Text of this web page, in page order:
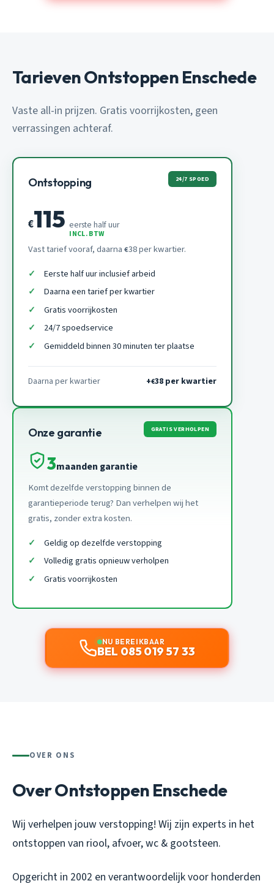
Tarieven Ontstoppen Enschede
Vaste all-in prijzen. Gratis voorrijkosten, geen
verrassingen achteraf.
Ontstopping 24/7 SPOED
€115 eerste half uur
INCL. BTW
Vast tarief vooraf, daarna €38 per kwartier.
Eerste half uur inclusief arbeid
Daarna een tarief per kwartier
Gratis voorrijkosten
24/7 spoedservice
Gemiddeld binnen 30 minuten ter plaatse
Daarna per kwartier +€38 per kwartier
Onze garantie GRATIS VERHOLPEN
3maanden garantie
Komt dezelfde verstopping binnen de
garantieperiode terug? Dan verhelpen wij het
gratis, zonder extra kosten.
Geldig op dezelfde verstopping
Volledig gratis opnieuw verholpen
Gratis voorrijkosten
NU BEREIKBAAR
BEL 085 019 57 33
OVER ONS
Over Ontstoppen Enschede
Wij verhelpen jouw verstopping! Wij zijn experts in het
ontstoppen van riool, afvoer, wc & gootsteen.
Opgericht in 2002 en verantwoordelijk voor honderden